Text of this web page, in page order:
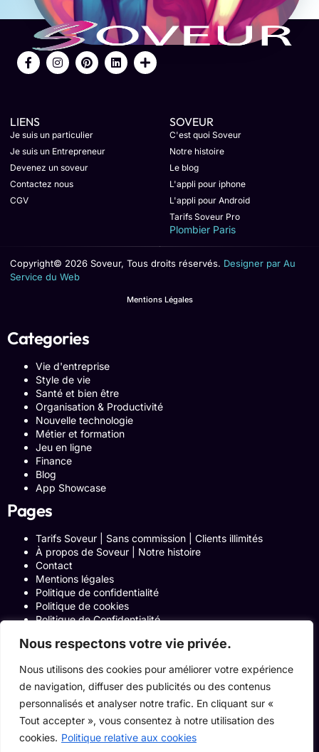
Nous respectons votre vie privée.
Nous utilisons des cookies pour améliorer votre expérience
de navigation, diffuser des publicités ou des contenus
personnalisés et analyser notre trafic. En cliquant sur «
Tout accepter », vous consentez à notre utilisation des
cookies. Politique relative aux cookies
LIENS
Je suis un particulier
Je suis un Entrepreneur
Devenez un soveur
Contactez nous
CGV
SOVEUR
C'est quoi Soveur
Notre histoire
Le blog
L'appli pour iphone
L'appli pour Android
Tarifs Soveur Pro
Plombier Paris
Copyright© 2026 Soveur, Tous droits réservés. Designer par Au
Service du Web
Mentions Légales
Categories
Vie d'entreprise
Style de vie
Santé et bien être
Organisation & Productivité
Nouvelle technologie
Métier et formation
Jeu en ligne
Finance
Blog
App Showcase
Pages
Tarifs Soveur | Sans commission | Clients illimités
À propos de Soveur | Notre histoire
Contact
Mentions légales
Politique de confidentialité
Politique de cookies
Politique de Confidentialité
Blog
Programme Affiliation
Conditions générales d’utilisation
ACCUEIL
Le Blog
Devenir pro